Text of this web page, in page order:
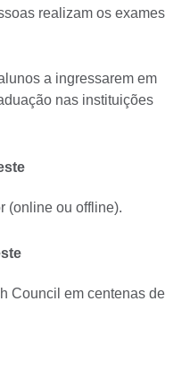
realizam os exames
a ingressarem em
nas instituições
(online ou offline).
Council em centenas de